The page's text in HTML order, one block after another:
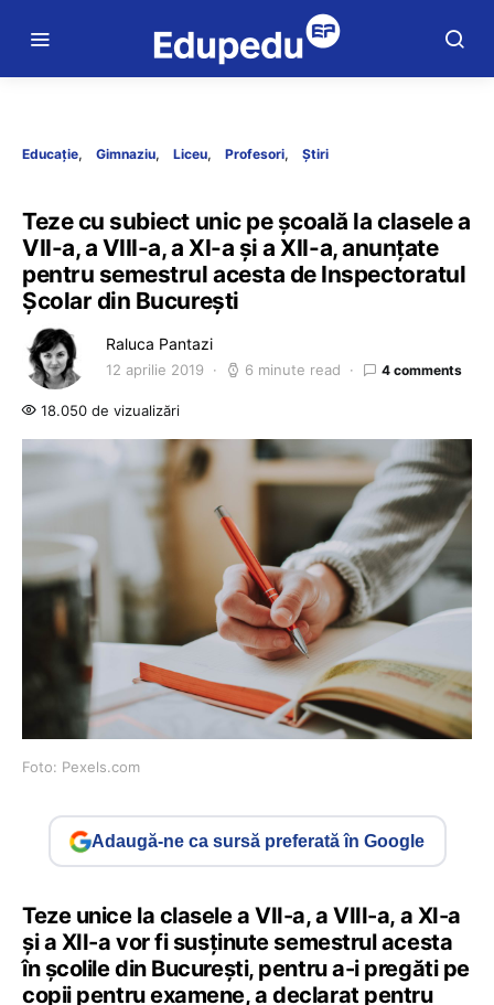
Educație Gimnaziu Liceu Profesori Știri
Teze cu subiect unic pe școală la clasele a
VII-a, a VIII-a, a XI-a și a XII-a, anunțate
pentru semestrul acesta de Inspectoratul
Școlar din București
Raluca Pantazi
12 aprilie 2019 6 minute read 4 comments
18.050 de vizualizări
Foto: Pexels.com
Adaugă-ne ca sursă preferată în Google
Teze unice la clasele a VII-a, a VIII-a, a XI-a
și a XII-a vor fi susținute semestrul acesta
în școlile din București, pentru a-i pregăti pe
copii pentru examene, a declarat pentru